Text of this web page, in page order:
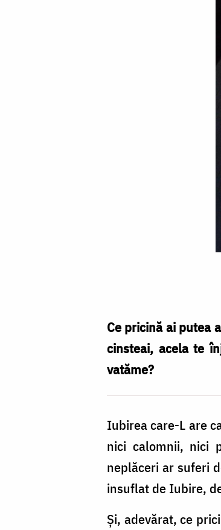
Ce pricină ai putea
cinsteai, acela te
vatăme?
Iubirea care-L are
nici calomnii, nici
neplăceri ar suferi
insuflat de Iubire,
Şi, adevărat, ce